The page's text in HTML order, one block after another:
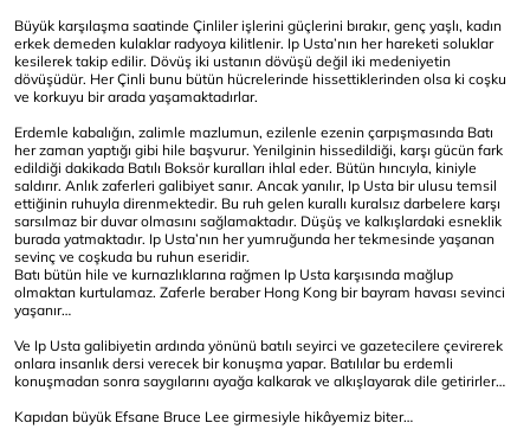
Büyük karşılaşma saatinde Çinliler işlerini güçlerini bırakır, genç yaşlı, kadın
erkek demeden kulaklar radyoya kilitlenir. Ip Usta’nın her hareketi soluklar
kesilerek takip edilir. Dövüş iki ustanın dövüşü değil iki medeniyetin
dövüşüdür. Her Çinli bunu bütün hücrelerinde hissettiklerinden olsa ki coşku
ve korkuyu bir arada yaşamaktadırlar.
Erdemle kabalığın, zalimle mazlumun, ezilenle ezenin çarpışmasında Batı
her zaman yaptığı gibi hile başvurur. Yenilginin hissedildiği, karşı gücün fark
edildiği dakikada Batılı Boksör kuralları ihlal eder. Bütün hıncıyla, kiniyle
saldırır. Anlık zaferleri galibiyet sanır. Ancak yanılır, Ip Usta bir ulusu temsil
ettiğinin ruhuyla direnmektedir. Bu ruh gelen kurallı kuralsız darbelere karşı
sarsılmaz bir duvar olmasını sağlamaktadır. Düşüş ve kalkışlardaki esneklik
burada yatmaktadır. Ip Usta’nın her yumruğunda her tekmesinde yaşanan
sevinç ve coşkuda bu ruhun eseridir.
Batı bütün hile ve kurnazlıklarına rağmen Ip Usta karşısında mağlup
olmaktan kurtulamaz. Zaferle beraber Hong Kong bir bayram havası sevinci
yaşanır…
Ve Ip Usta galibiyetin ardında yönünü batılı seyirci ve gazetecilere çevirerek
onlara insanlık dersi verecek bir konuşma yapar. Batılılar bu erdemli
konuşmadan sonra saygılarını ayağa kalkarak ve alkışlayarak dile getirirler…
Kapıdan büyük Efsane Bruce Lee girmesiyle hikâyemiz biter…